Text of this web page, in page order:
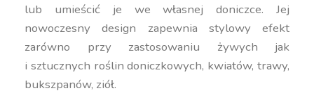
lub umieścić je we własnej doniczce. Jej
nowoczesny design zapewnia stylowy efekt
zarówno przy zastosowaniu żywych jak
i sztucznych roślin doniczkowych, kwiatów, trawy,
bukszpanów, ziół.